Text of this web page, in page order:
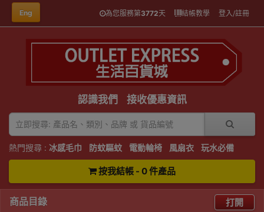
Eng 為您服務第3772天 結帳教學 登入/註冊
認識我們 接收優惠資訊
熱門搜尋 : 冰感毛巾 防蚊驅蚊 電動輪椅 風扇衣 玩水必備
按我結帳 - 0 件產品
商品目錄 打開